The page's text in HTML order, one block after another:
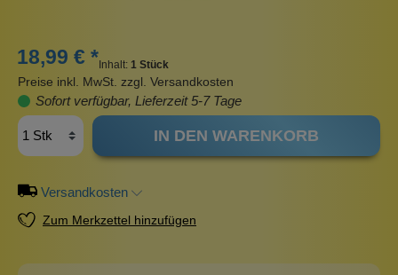
18,99 € * Inhalt: 1 Stück
Preise inkl. MwSt. zzgl. Versandkosten
Sofort verfügbar, Lieferzeit 5-7 Tage
IN DEN WARENKORB
Versandkosten
Zum Merkzettel hinzufügen